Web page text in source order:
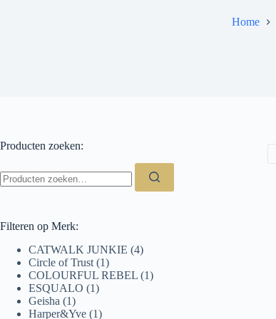
Home
Producten zoeken:
naar:
Filteren op Merk:
CATWALK JUNKIE (4)
Circle of Trust (1)
COLOURFUL REBEL (1)
ESQUALO (1)
Geisha (1)
Harper&Yve (1)